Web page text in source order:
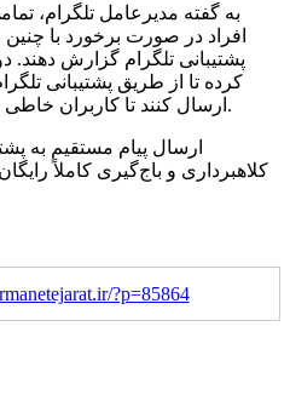
به گفته مدیرعامل تلگرام،
افراد در صورت برخورد با چنین
پشتیبانی تلگرام گزارش دهند.
کرده تا از طریق پشتیبانی
ارسال کنند تا کاربران خاطی سریعاً از این پلتفرم حذف شوند.
ارسال پیام مستقیم به
کلاهبرداری و باج‌گیری کاملاً
?p=85864